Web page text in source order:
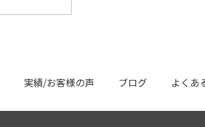
実績/お客様の声 ブログ よくあ